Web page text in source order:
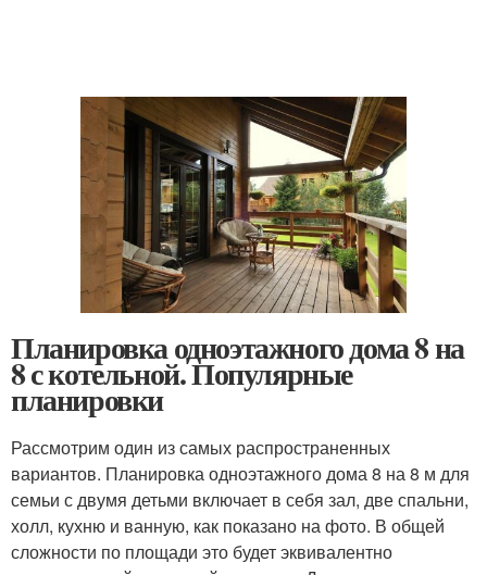
Планировка одноэтажного дома 8 на
8 с котельной. Популярные
планировки
Рассмотрим один из самых распространенных
вариантов. Планировка одноэтажного дома 8 на 8 м для
семьи с двумя детьми включает в себя зал, две спальни,
холл, кухню и ванную, как показано на фото. В общей
сложности по площади это будет эквивалентно